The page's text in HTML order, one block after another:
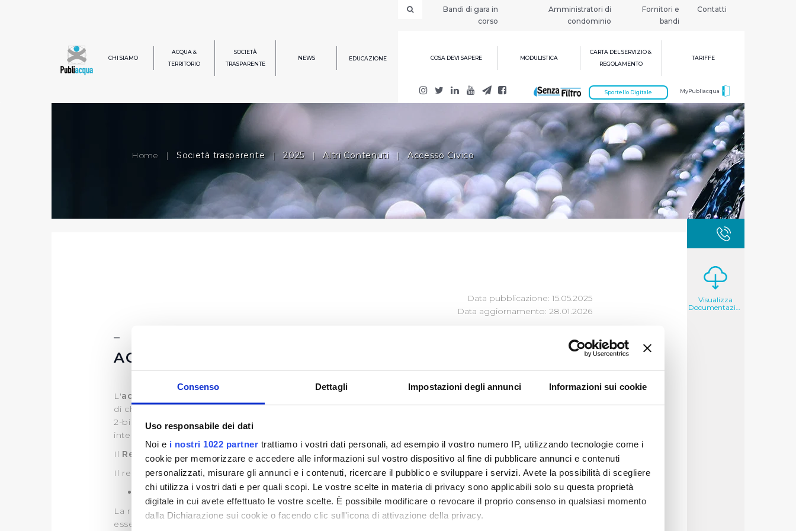
Consenso Dettagli Impostazioni degli annunci Informazioni sui cookie
Uso responsabile dei dati
Noi e i nostri 1022 partner trattiamo i vostri dati personali, ad esempio il vostro numero IP, utilizzando tecnologie come i
cookie per memorizzare e accedere alle informazioni sul vostro dispositivo al fine di pubblicare annunci e contenuti
personalizzati, misurare gli annunci e i contenuti, ricercare il pubblico e sviluppare i servizi. Avete la possibilità di scegliere
chi utilizza i vostri dati e per quali scopi. Le vostre scelte in materia di privacy sono applicabili solo su questa proprietà
digitale in cui avete effettuato le vostre scelte. È possibile modificare o revocare il proprio consenso in qualsiasi momento
dalla Dichiarazione sui cookie o facendo clic sull'icona di attivazione della privacy.
Bandi di gara in
corso
Amministratori di
condominio
Fornitori e
bandi
Contatti
CHI SIAMO
ACQUA &
TERRITORIO
SOCIETÀ
TRASPARENTE
NEWS EDUCAZIONE COSA DEVI SAPERE MODULISTICA
CARTA DEL SERVIZIO &
REGOLAMENTO
TARIFFE
MyPubliacqua
Sportello Digitale
Home | Società trasparente | 2025 | Altri Contenuti | Accesso Civico
Data pubblicazione: 15.05.2025
Data aggiornamento: 28.01.2026
ACCESSO CIVICO
L'accesso civico
di chiedere e ottenere documenti, informazioni o dati che la Società ha l’obbligo di pubblicare
2-bis, c. 3 del medesimo D.Lgs n. 33/2013 e della Determinazione ANAC n. 1134 del 08/11/17, sul proprio sito
internet e può essere esercitato rivolgendosi al Referente della trasparenza.
Il Referente della trasparenza
è il dott. Matteo Colombi.
Il recapito appositamente dedicato alla presentazione di dette istante è il seguente:
e-mail:accessocivico@publiacqua.it
La richiesta di accesso civico è gratuita, non deve essere motivata e sostenuta da un interesse qualificato e deve
essere soddisfatta entro 30 giorni con la pubblicazione del documento, dell’informazione o del dato richiesto sul
Visualizza
Documentazione